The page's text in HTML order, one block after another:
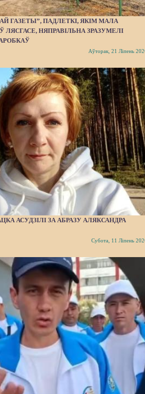
ГАЗЕТЫ”, ПАДЛЕТКІ, ЯКІМ МАЛА
ЛЯСГАСЕ, НЯПРАВІЛЬНА ЗРАЗУМЕЛІ
Аўторак, 21 Ліпень
АСУДЗІЛІ ЗА АБРАЗУ АЛЯКСАНДРА
Субота, 11 Ліпень